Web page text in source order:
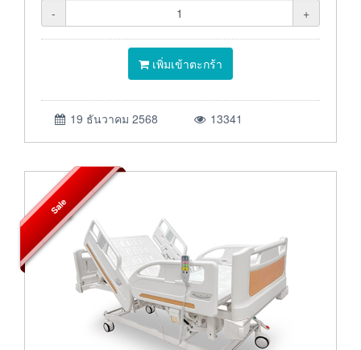
-
+
เพิ่มเข้าตะกร้า
19 ธันวาคม 2568 13341
Sale